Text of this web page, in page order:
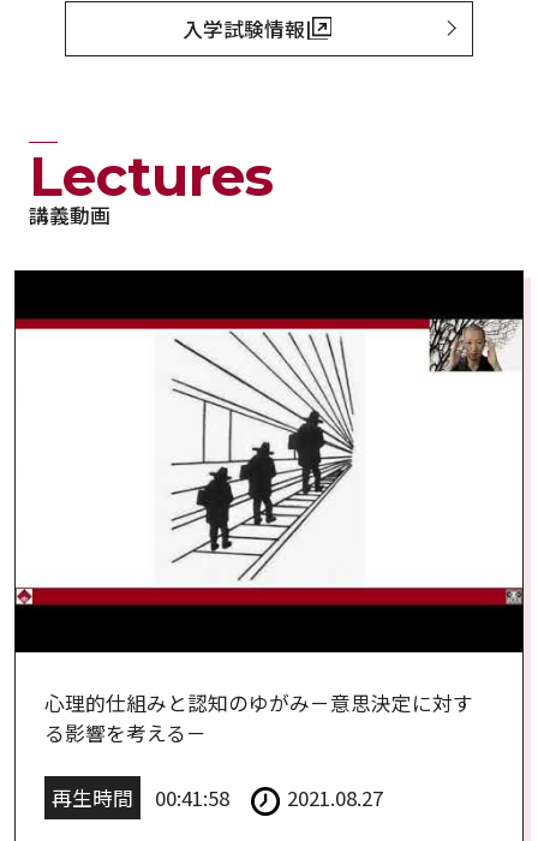
入学試験情報
講義動画
Lectures
心理的仕組みと認知のゆがみ－意思決定に対す
る影響を考える－
再生時間 00:41:58 2021.08.27